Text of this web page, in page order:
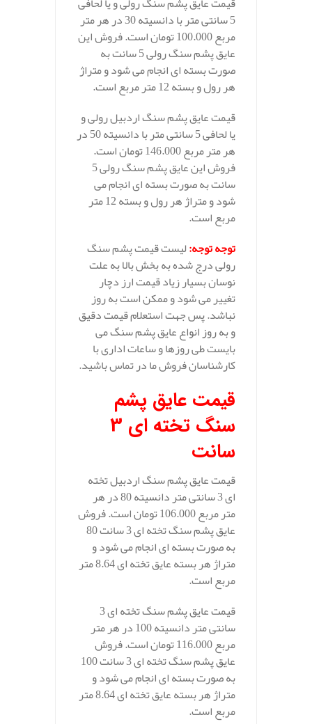
5 سانتی متر با دانسیته 30 در هر متر
مربع 100.000 تومان است. فروش این
عایق پشم سنگ رولی 5 سانت به
صورت بسته ای انجام می شود و متراژ
هر رول و بسته 12 متر مربع است.
قیمت عایق پشم سنگ اردبیل رولی و
یا لحافی 5 سانتی متر با دانسیته 50 در
هر متر مربع 146.000 تومان است.
فروش این عایق پشم سنگ رولی 5
سانت به صورت بسته ای انجام می
شود و متراژ هر رول و بسته 12 متر
مربع است.
توجه توجه:لیست قیمت پشم سنگ
رولی درج شده به بخش بالا به علت
نوسان بسیار زیاد قیمت ارز دچار
تغییر می شود و ممکن است به روز
نباشد. پس جهت استعلام قیمت دقیق
و به روز انواع عایق پشم سنگ می
بایست طی روزها و ساعات اداری با
کارشناسان فروش ما در تماس باشید.
قیمت عایق پشم
سنگ تخته ای 3
سانت
قیمت عایق پشم سنگ اردبیل تخته
ای 3 سانتی متر دانسیته 80 در هر
متر مربع 106.000 تومان است. فروش
عایق پشم سنگ تخته ای 3 سانت 80
به صورت بسته ای انجام می شود و
متراژ هر بسته عایق تخته ای 8.64 متر
مربع است.
قیمت عایق پشم سنگ تخته ای 3
سانتی متر دانسیته 100 در هر متر
مربع 116.000 تومان است. فروش
عایق پشم سنگ تخته ای 3 سانت 100
به صورت بسته ای انجام می شود و
متراژ هر بسته عایق تخته ای 8.64 متر
مربع است.